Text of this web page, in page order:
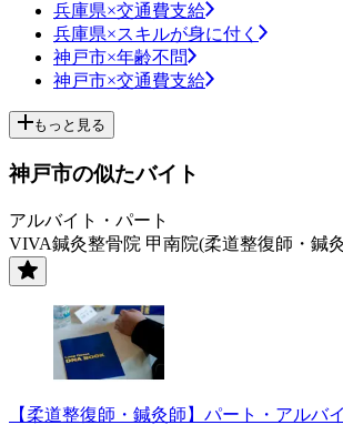
兵庫県×交通費支給
兵庫県×スキルが身に付く
神戸市×年齢不問
神戸市×交通費支給
もっと見る
神戸市の似たバイト
アルバイト・パート
VIVA鍼灸整骨院 甲南院(柔道整復師・鍼
【柔道整復師・鍼灸師】パート・アルバ